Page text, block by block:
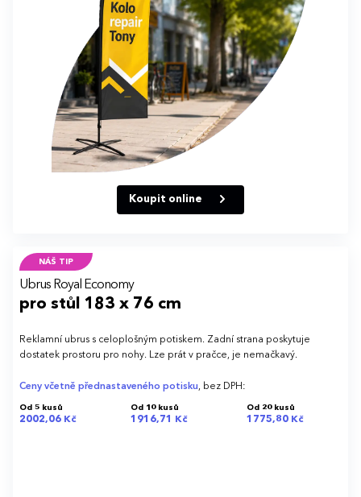
Koupit online
NÁŠ TIP
Ubrus Royal Economy
pro stůl 183 x 76 cm
Reklamní ubrus s celoplošným potiskem. Zadní strana poskytuje
dostatek prostoru pro nohy. Lze prát v pračce, je nemačkavý.
Ceny včetně přednastaveného potisku, bez DPH:
Od 5 kusů
2002,06 Kč
Od 10 kusů
1916,71 Kč
Od 20 kusů
1775,80 Kč